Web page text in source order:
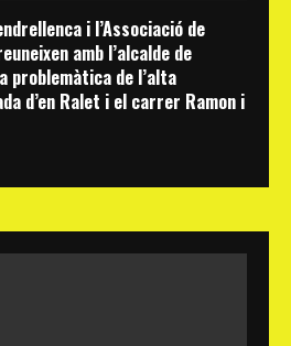
i l’Associació de
amb l’alcalde de
de l’alta
d’en Ralet i el carrer Ramon i